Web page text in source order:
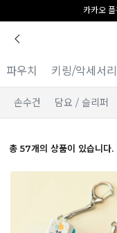
[공식몰
파우치 키링/악세서리
손수건 담요 / 슬리퍼
총 57개의 상품이 있습니다.